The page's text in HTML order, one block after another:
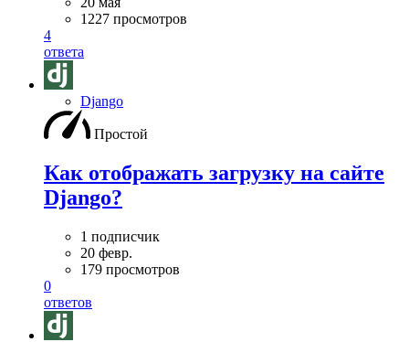
1227 просмотров
4
ответа
Django
Простой
Как отображать загрузку на сайте
Django?
1 подписчик
20 февр.
179 просмотров
0
ответов